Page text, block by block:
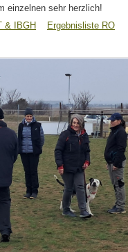
einzelnen sehr herzlich!
& IBGH
Ergebnisliste RO